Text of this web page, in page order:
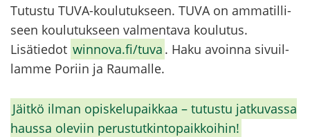
Tu­tus­tu TUVA-​​​​​koulutukseen. TUVA on am­ma­til­li­
seen kou­lu­tuk­seen val­men­ta­va kou­lu­tus.
Li­sä­tie­dot winnova.fi/tuva . Haku avoin­na si­vuil­
lam­me Po­riin ja Rau­mal­le.
Jäit­kö ilman opis­ke­lu­paik­kaa – tu­tus­tu jat­ku­vas­sa
haus­sa ole­viin pe­rus­tut­kin­to­paik­koi­hin!